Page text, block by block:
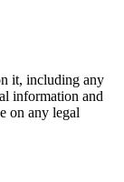
it, including any
information and
on any legal